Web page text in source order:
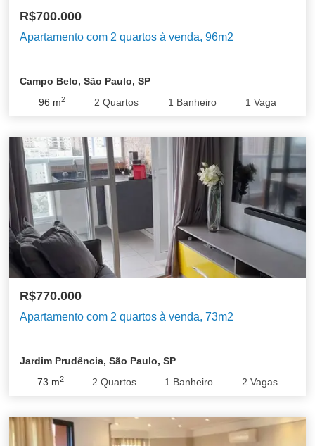
R$700.000
Apartamento com 2 quartos à venda, 96m2
Campo Belo, São Paulo, SP
96 m2 2 Quartos 1 Banheiro 1 Vaga
R$770.000
Apartamento com 2 quartos à venda, 73m2
Jardim Prudência, São Paulo, SP
73 m2 2 Quartos 1 Banheiro 2 Vagas